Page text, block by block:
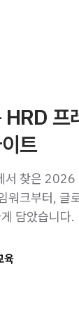
HRD
트
서 찾은 2026
워크부터, 글
담았습니다.
육